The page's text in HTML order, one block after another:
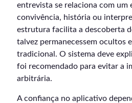
entrevista se relaciona com um
convivência, história ou
estrutura facilita a descoberta
talvez permanecessem ocultos
tradicional. O sistema deve
foi recomendado para evitar a
arbitrária.
A confiança no aplicativo